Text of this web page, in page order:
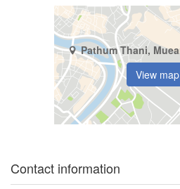
View map
Contact information